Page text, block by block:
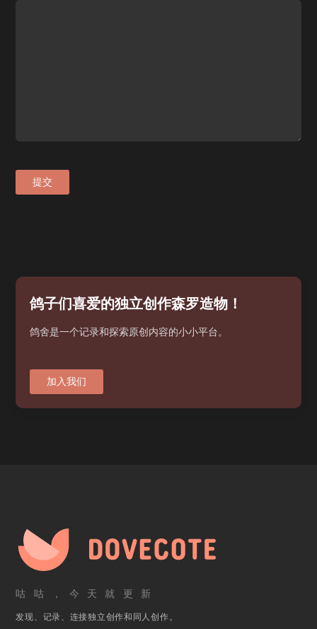
提交
鸽子们喜爱的独立创作森罗造物！
鸽舍是一个记录和探索原创内容的小小平台。
加入我们
咕咕，今天就更新
发现、记录、连接独立创作和同人创作。